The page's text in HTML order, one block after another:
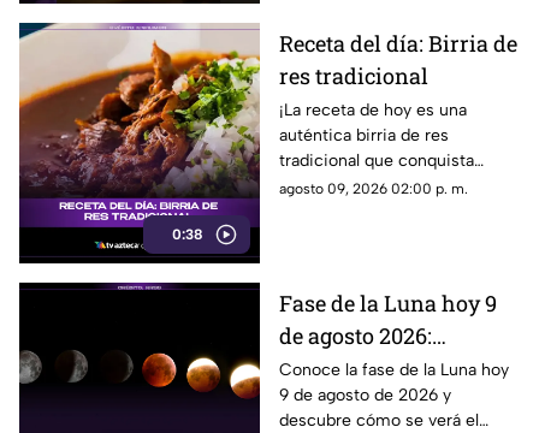
0:38
Receta del día: Birria de
res tradicional
¡La receta de hoy es una
auténtica birria de res
tradicional que conquista
desde el primer bocado!
agosto 09, 2026 02:00 p. m.
Fase de la Luna hoy 9
de agosto 2026:
descubre cómo lucirá el
satélite esta noche
Conoce la fase de la Luna hoy
9 de agosto de 2026 y
descubre cómo se verá el